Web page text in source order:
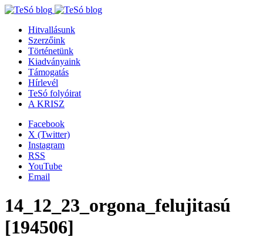
Hitvallásunk
Szerzőink
Történetünk
Kiadványaink
Támogatás
Hírlevél
TeSó folyóirat
A KRISZ
Facebook
X (Twitter)
Instagram
RSS
YouTube
Email
14_12_23_orgona_felujitasú
[194506]